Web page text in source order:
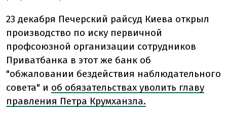
23 декабря Печерский райсуд Киева открыл
производство по иску первичной
профсоюзной организации сотрудников
Приватбанка в этот же банк об
"обжаловании бездействия наблюдательного
совета" и об обязательствах уволить главу
правления Петра Крумханзла.